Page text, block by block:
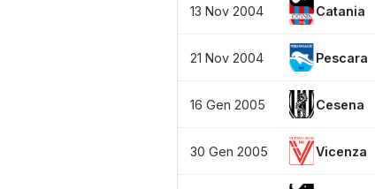
13 Nov 2004 Catania
21 Nov 2004 Pescara
16 Gen 2005 Cesena
30 Gen 2005 Vicenza